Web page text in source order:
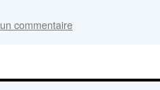
commentaire